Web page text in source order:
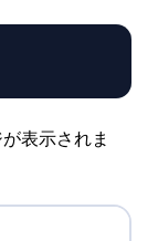
表示されま